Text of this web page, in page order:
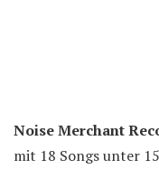
Noise Merchant
mit 18 Songs unter